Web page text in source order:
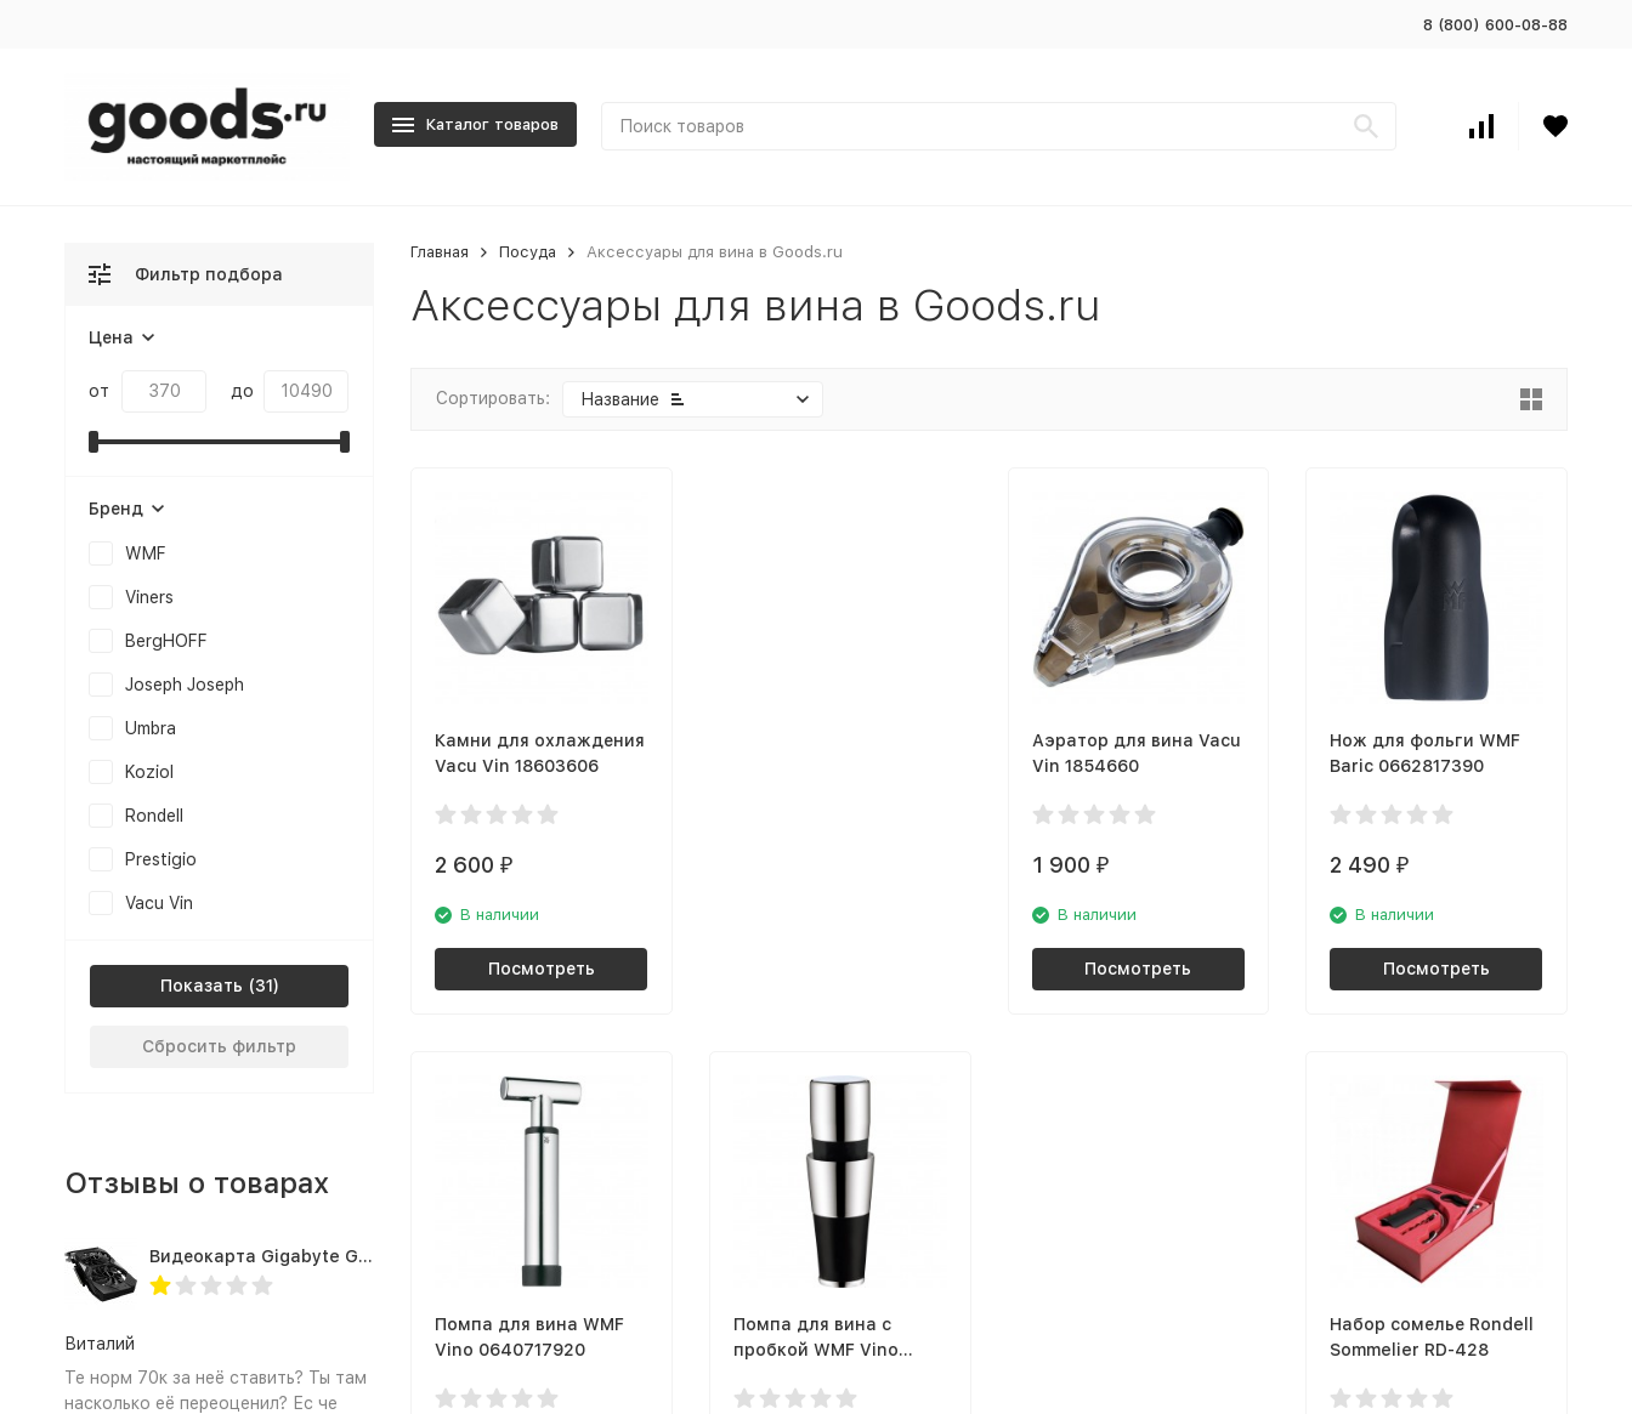
8 (800) 600-08-88
Каталог товаров
Главная Посуда Аксессуары для вина в Goods.ru
Аксессуары для вина в Goods.ru
Сортировать: Название
Камни для охлаждения
Vacu Vin 18603606
2 600 ₽
В наличии
Посмотреть
Аэратор для вина Vacu
Vin 1854660
1 900 ₽
В наличии
Посмотреть
Нож для фольги WMF
Baric 0662817390
2 490₽
В наличии
Посмотреть
Помпа для вина WMF
Vino 0640717920
Помпа для вина с
пробкой WMF Vino
Набор сомелье Rondell
Sommelier RD-428
Фильтр подбора
Цена
от до
Бренд
WMF
Viners
BergHOFF
Joseph Joseph
Umbra
Koziol
Rondell
Prestigio
Vacu Vin
Показать
Сбросить фильтр
Отзывы о товарах
Видеокарта Gigabyte GTX1660TI 6GB (GV-N166TOC-6GD 1.0A)
Виталий
Те норм 70к за неё ставить? Ты там
насколько её переоценил? Ес че